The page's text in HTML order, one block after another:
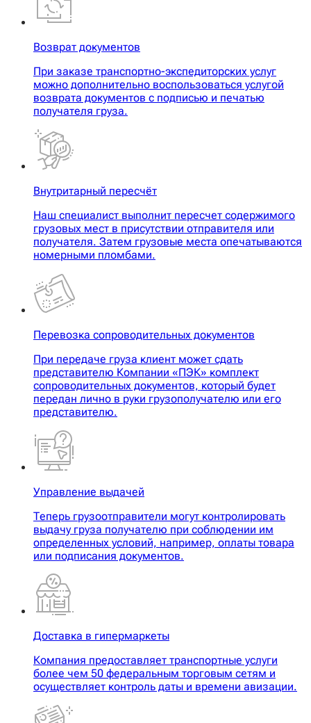
Возврат документов
При заказе транспортно-экспедиторских услуг
можно дополнительно воспользоваться услугой
возврата документов с подписью и печатью
получателя груза.
Внутритарный пересчёт
Наш специалист выполнит пересчет содержимого
грузовых мест в присутствии отправителя или
получателя. Затем грузовые места опечатываются
номерными пломбами.
Перевозка сопроводительных документов
При передаче груза клиент может сдать
представителю Компании «ПЭК» комплект
сопроводительных документов, который будет
передан лично в руки грузополучателю или его
представителю.
Управление выдачей
Теперь грузоотправители могут контролировать
выдачу груза получателю при соблюдении им
определенных условий, например, оплаты товара
или подписания документов.
Доставка в гипермаркеты
Компания предоставляет транспортные услуги
более чем 50 федеральным торговым сетям и
осуществляет контроль даты и времени авизации.